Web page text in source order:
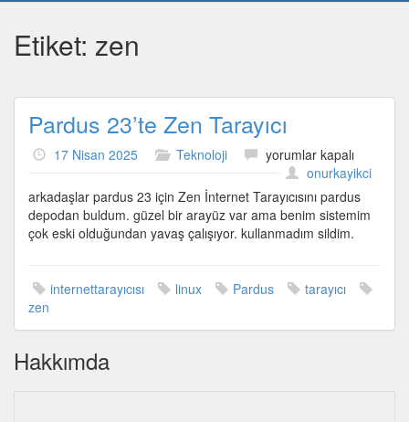
Etiket: zen
Pardus 23’te Zen Tarayıcı
17 Nisan 2025 Teknoloji
Pardus
23’te
Zen
Tarayıcı
için
yorumlar kapalı
onurkayikci
arkadaşlar pardus 23 için Zen İnternet Tarayıcısını pardus
depodan buldum. güzel bir arayüz var ama benim sistemim
çok eski olduğundan yavaş çalışıyor. kullanmadım sildim.
internettarayıcısı linux Pardus
tarayıcı
zen
Hakkımda